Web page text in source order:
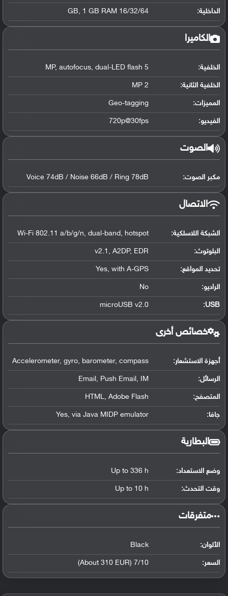
الداخلية: 16/32/64 GB, 1 GB RAM
الكاميرا
الخلفية: 5 MP, autofocus, dual-LED flash
الخلفية الثانية: 2 MP
المميزات: Geo-tagging
الفيديو: 720p@30fps
الصوت
مكبر الصوت: Voice 74dB / Noise 66dB / Ring 78dB
الاتصال
الشبكة اللاسلكية: Wi-Fi 802.11 a/b/g/n, dual-band, hotspot
البلوتوث:
v2.1, A2DP, EDR
تحديد المواقع:
Yes, with A-GPS
الراديو: No
USB
:
microUSB v2.0
خصائص أخرى
أجهزة الاستشعار: Accelerometer, gyro, barometer, compass
الرسائل: Email, Push Email, IM
المتصفح: HTML, Adobe Flash
جافا: Yes, via Java MIDP emulator
البطارية
وضع الاستعداد: Up to 336 h
وقت التحدث: Up to 10 h
‏متفرقات‏
الألوان: Black
السعر: 7/10 (About 310 EUR)